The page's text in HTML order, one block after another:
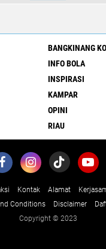
BANGKINANG
INFO BOLA
INSPIRASI
KAMPAR
OPINI
RIAU
Kontak Alamat
Conditions
Disclaimer
Copyright © 2023